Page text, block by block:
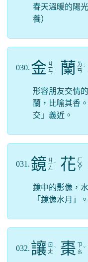
春天溫暖的陽
養）
030. 金 ㄐ
ㄧ
ㄣ 蘭 ㄌ
ㄢ ˊ
形容朋友交情
蘭，比喻其香
交」義近。
031. 鏡 ㄐ
ㄧ
ㄥ
ˋ 花 ㄏ
ㄨ
ㄚ
鏡中的影像，
「鏡像水月」。
032. 讓 ㄖ
ㄤ ˋ 棗
ㄗ
ㄠ ˇ